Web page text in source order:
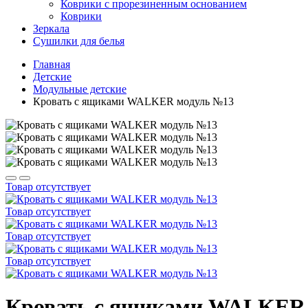
Коврики с прорезиненным основанием
Коврики
Зеркала
Сушилки для белья
Главная
Детские
Модульные детские
Кровать с ящиками WALKER модуль №13
Товар отсутствует
Товар отсутствует
Товар отсутствует
Товар отсутствует